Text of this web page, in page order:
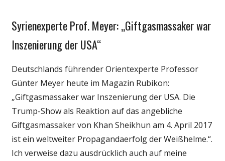
Gesellschaft
Medien
Wissenschaft
Syrienexperte Prof. Meyer: „Giftgasmassaker war
Inszenierung der USA“
Deutschlands führender Orientexperte Professor
Günter Meyer heute im Magazin Rubikon:
„Giftgasmassaker war Inszenierung der USA. Die
Trump-Show als Reaktion auf das angebliche
Giftgasmassaker von Khan Sheikhun am 4. April 2017
ist ein weltweiter Propagandaerfolg der Weißhelme.“.
Ich verweise dazu ausdrücklich auch auf meine